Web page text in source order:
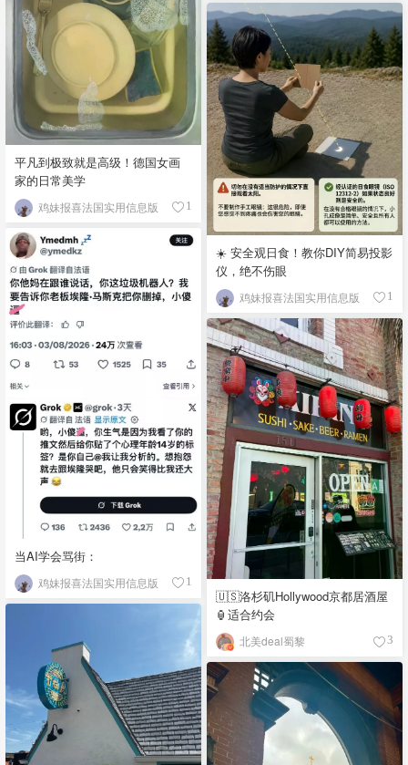
平凡到极致就是高级！德国女画
家的日常美学
鸡妹报喜法国实用信息版 1
☀️ 安全观日食！教你DIY简易投影
仪，绝不伤眼
鸡妹报喜法国实用信息版 1
当AI学会骂街：
鸡妹报喜法国实用信息版 1
🇺🇸洛杉矶Hollywood京都居酒屋
🏮适合约会
北美deal蜀黎 3